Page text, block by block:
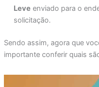
Leve enviado para o
solicitação.
Sendo assim, agora que
importante conferir quais